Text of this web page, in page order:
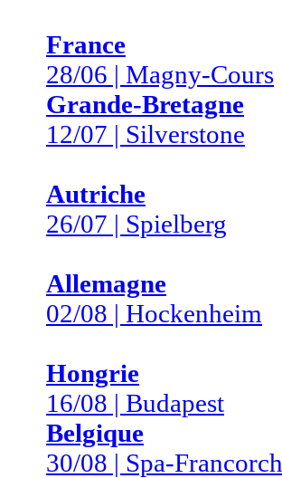
France
28/06 | Magny-Cours
Grande-Bretagne
12/07 | Silverstone
Autriche
26/07 | Spielberg
Allemagne
02/08 | Hockenheim
Hongrie
16/08 | Budapest
Belgique
30/08 | Spa-